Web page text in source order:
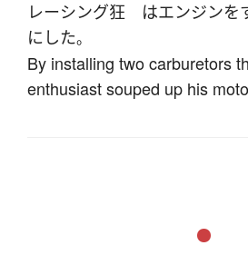
レーシング狂 はエンジンを
に した。
By installing two carburetors
enthusiast souped up his